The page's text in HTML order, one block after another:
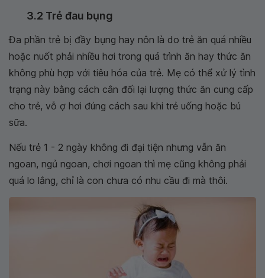
3.2 Trẻ đau bụng
Đa phần trẻ bị đầy bụng hay nôn là do trẻ ăn quá nhiều
hoặc nuốt phải nhiều hơi trong quá trình ăn hay thức ăn
không phù hợp với tiêu hóa của trẻ. Mẹ có thể xử lý tình
trạng này bằng cách cân đối lại lượng thức ăn cung cấp
cho trẻ, vỗ ợ hơi đúng cách sau khi trẻ uống hoặc bú
sữa.
Nếu trẻ 1 - 2 ngày không đi đại tiện nhưng vẫn ăn
ngoan, ngủ ngoan, chơi ngoan thì mẹ cũng không phải
quá lo lắng, chỉ là con chưa có nhu cầu đi mà thôi.